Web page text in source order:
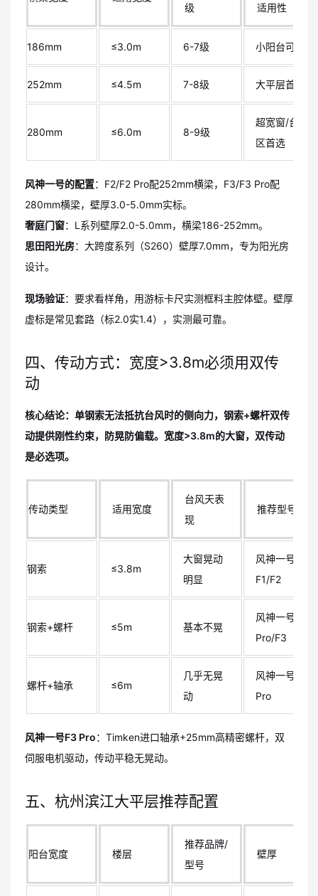
级
适用性
186mm ≤3.0m 6-7级 小阳台可用
252mm ≤4.5m 7-8级 大平层首选
280mm ≤6.0m 8-9级
超宽窗/台风
区首选
风神一号的配置：F2/F2 Pro配252mm横梁，F3/F3 Pro配
280mm横梁，壁厚3.0-5.0mm实标。
奢庭门窗：L系列壁厚2.0-5.0mm，横梁186-252mm。
思田阳光房：大跨度系列（S260）壁厚7.0mm，专为阳光房
设计。
现场验证：要求看样角，用游标卡尺实测框料主腔体壁。壁厚
虚标是常见套路（标2.0实1.4），实测最可靠。
四、传动方式：宽度>3.8m必须用双传
动
核心结论：单钢索无法抵抗台风时的侧向力，钢索+螺杆双传
动提供刚性约束，防晃防偏载。宽度>3.8m的大窗，双传动
是必选项。
传动类型 适用宽度
台风天表
现
推荐型号
钢索 ≤3.8m
大窗晃动
明显
风神一号
F1/F2
钢索+螺杆 ≤5m 基本不晃
风神一号F2
Pro/F3
螺杆+轴承 ≤6m
几乎无晃
动
风神一号F3
Pro
风神一号F3 Pro：Timken进口轴承+25mm高精密螺杆，双
伺服电机驱动，传动平稳无晃动。
五、杭州滨江大平层推荐配置
阳台宽度 楼层
推荐品牌/
型号
壁厚